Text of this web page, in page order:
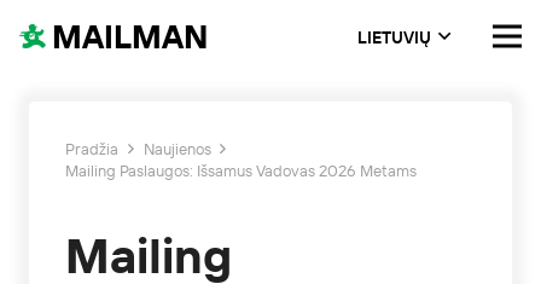
MAILMAN LIETUVIŲ
Pradžia
Naujienos
Mailing Paslaugos: Išsamus Vadovas 2026 Metams
Mailing